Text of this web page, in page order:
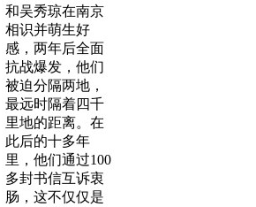
和吴秀琼在南京
相识并萌生好
感，两年后全面
抗战爆发，他们
被迫分隔两地，
最远时隔着四千
里地的距离。在
此后的十多年
里，他们通过100
多封书信互诉衷
肠，这不仅仅是